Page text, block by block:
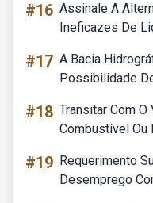
#16 Assinale A
Ineficazes De
#17 A Bacia
Possibilidade
#18 Transitar Com
Combustível Ou
#19 Requerimento
Desemprego